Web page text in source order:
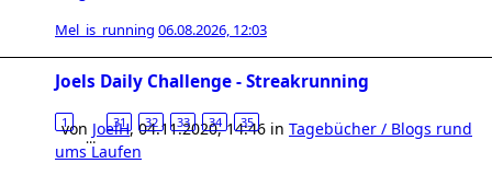
Mel_is_running 06.08.2026, 12:03
Joels Daily Challenge - Streakrunning
1
…
31 32 33 34 35
von JoelH, 04.11.2020, 14:46 in Tagebücher / Blogs rund
ums Laufen